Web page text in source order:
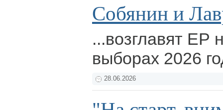
Собянин и
...возглавят ЕР
выборах 2026
28.06.2026